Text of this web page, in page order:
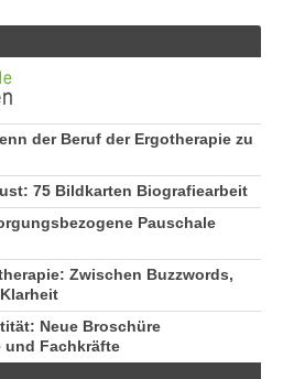
der Beruf der Ergotherapie zu
75 Bildkarten Biografiearbeit
Pauschale
Zwischen Buzzwords,
Neue Broschüre
Fachkräfte